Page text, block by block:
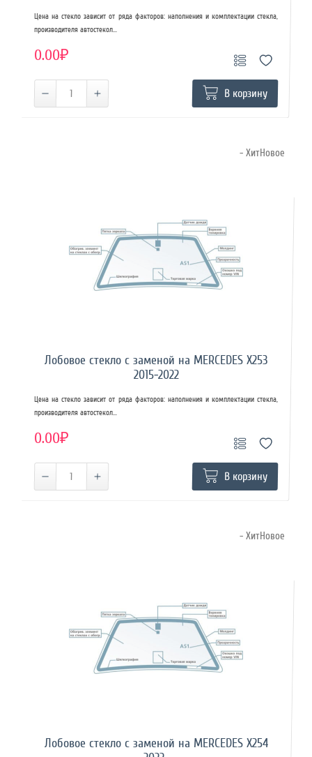
Цена на стекло зависит от ряда факторов: наполнения и комплектации стекла,
производителя автостекол...
0.00₽
В корзину
- ХитНовое
Лобовое стекло с заменой на MERCEDES X253
2015-2022
Цена на стекло зависит от ряда факторов: наполнения и комплектации стекла,
производителя автостекол...
0.00₽
В корзину
- ХитНовое
Лобовое стекло с заменой на MERCEDES X254